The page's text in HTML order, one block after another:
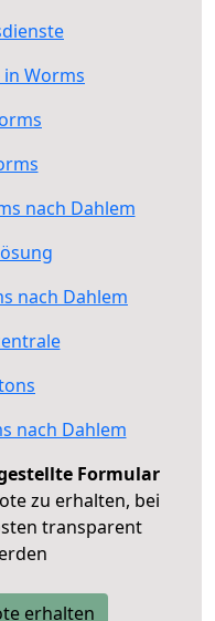
Worms
nach Dahlem
nach Dahlem
nach Dahlem
Formular
zu erhalten, bei
transparent
erhalten